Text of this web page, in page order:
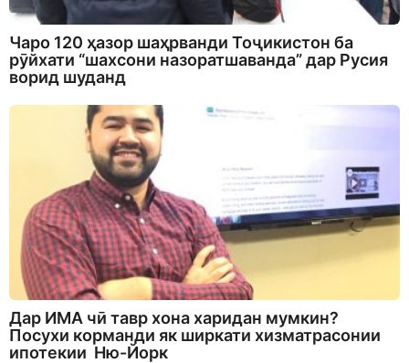
Чаро 120 ҳазор шаҳрванди Тоҷикистон ба
рӯйхати “шахсони назоратшаванда” дар Русия
ворид шуданд
Дар ИМА чӣ тавр хона харидан мумкин?
Посухи корманди як ширкати хизматрасонии
ипотекии Ню-Йорк